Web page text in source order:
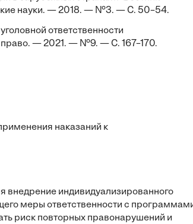
науки. — 2018. — №3. — С. 50–54.
ответственности
право. — 2021. — №9. — С. 167–170.
наказаний к
внедрение индивидуализированного
меры ответственности с
риск повторных правонарушений и